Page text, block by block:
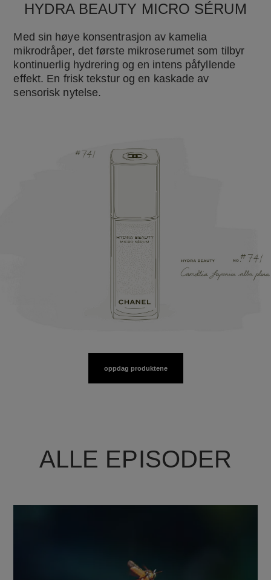
HYDRA BEAUTY MICRO SÉRUM
Med sin høye konsentrasjon av kamelia
mikrodråper, det første mikroserumet som tilbyr
kontinuerlig hydrering og en intens påfyllende
effekt. En frisk tekstur og en kaskade av
sensorisk nytelse.
oppdag produktene
ALLE EPISODER